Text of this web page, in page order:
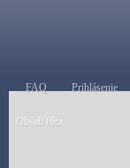
FAQ Prihlásenie
Obsah fóra